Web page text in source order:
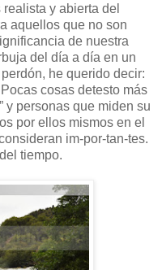
y abierta del
aquellos que no son
de nuestra
del día a día en un
he querido decir:
cosas detesto más
y personas que miden su
por ellos mismos en el
im-por-tan-tes.
tiempo.